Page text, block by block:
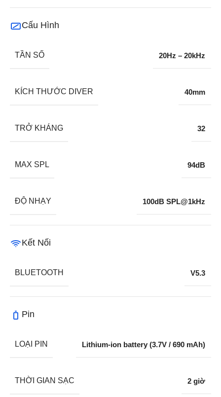
Cấu Hình
TẦN SỐ 20Hz – 20kHz
KÍCH THƯỚC DIVER 40mm
TRỞ KHÁNG 32
MAX SPL 94dB
ĐỘ NHẠY 100dB SPL@1kHz
Kết Nối
BLUETOOTH V5.3
Pin
LOẠI PIN Lithium-ion battery (3.7V / 690 mAh)
THỜI GIAN SẠC 2 giờ